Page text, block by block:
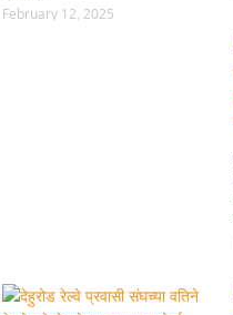
February 12, 2025